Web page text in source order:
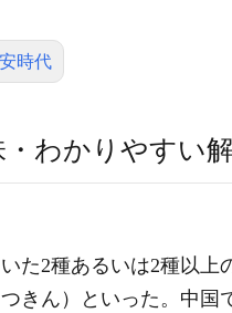
時代
・わかりやすい
た2種あるいは2種以上
きん）といった。中